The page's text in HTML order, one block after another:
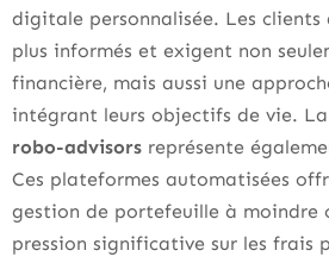
digitale personnalisée. Les clients
plus informés et exigent non
financière, mais aussi une
intégrant leurs objectifs de vie. La
robo-advisors représente
Ces plateformes automatisées
gestion de portefeuille à moindre
pression significative sur les frais